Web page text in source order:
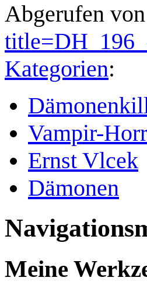
Abgerufen
Kategorien:
Vampir-
Ernst Vlcek
Dämonen
Meine